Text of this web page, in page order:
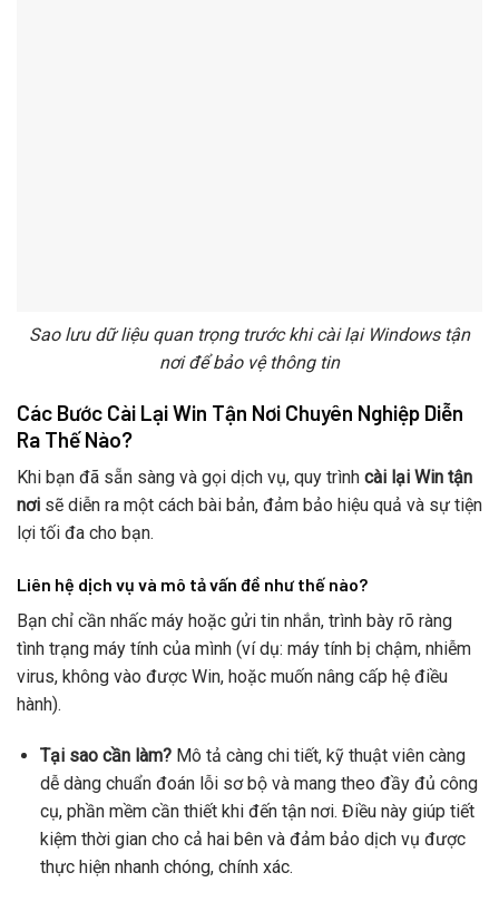
Sao lưu dữ liệu quan trọng trước khi cài lại Windows tận
nơi để bảo vệ thông tin
Các Bước Cài Lại Win Tận Nơi Chuyên Nghiệp Diễn
Ra Thế Nào?
Khi bạn đã sẵn sàng và gọi dịch vụ, quy trình cài lại Win tận
nơi sẽ diễn ra một cách bài bản, đảm bảo hiệu quả và sự tiện
lợi tối đa cho bạn.
Liên hệ dịch vụ và mô tả vấn đề như thế nào?
Bạn chỉ cần nhấc máy hoặc gửi tin nhắn, trình bày rõ ràng
tình trạng máy tính của mình (ví dụ: máy tính bị chậm, nhiễm
virus, không vào được Win, hoặc muốn nâng cấp hệ điều
hành).
Tại sao cần làm?Mô tả càng chi tiết, kỹ thuật viên càng
dễ dàng chuẩn đoán lỗi sơ bộ và mang theo đầy đủ công
cụ, phần mềm cần thiết khi đến tận nơi. Điều này giúp tiết
kiệm thời gian cho cả hai bên và đảm bảo dịch vụ được
thực hiện nhanh chóng, chính xác.